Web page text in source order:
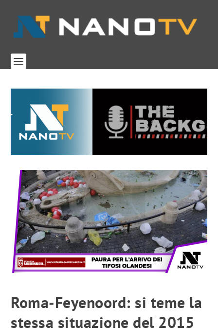
Roma-Feyenoord: si teme la
stessa situazione del 2015